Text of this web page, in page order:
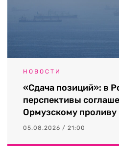
НОВОСТИ
«Сдача позиций»: в
перспективы
Ормузскому проливу
05.08.2026 / 21:00